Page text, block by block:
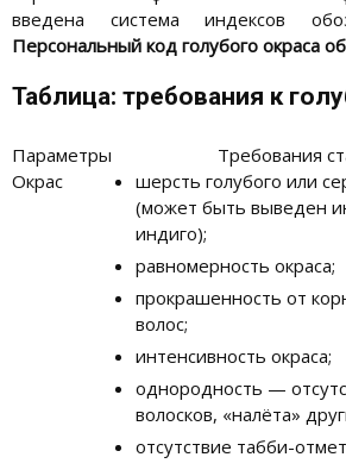
введена система индексов
Персональный код голубого окраса
Таблица: требования к
Параметры
Требования
Окрас
шерсть голубого или
(может быть выведен
индиго);
равномерность окраса;
прокрашенность от
волос;
интенсивность окраса;
однородность —
волосков, «налёта»
отсутствие табби-